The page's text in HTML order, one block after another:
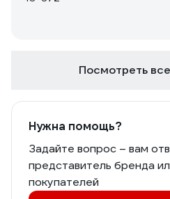
Посмотреть
Нужна помощь?
Задайте вопрос – вам
представитель бренда
покупателей